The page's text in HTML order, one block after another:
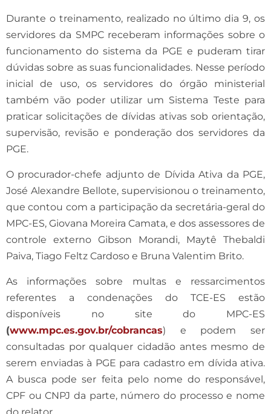
Durante o treinamento, realizado no último dia 9, os
servidores da SMPC receberam informações sobre o
funcionamento do sistema da PGE e puderam tirar
dúvidas sobre as suas funcionalidades. Nesse período
inicial de uso, os servidores do órgão ministerial
também vão poder utilizar um Sistema Teste para
praticar solicitações de dívidas ativas sob orientação,
supervisão, revisão e ponderação dos servidores da
PGE.
O procurador-chefe adjunto de Dívida Ativa da PGE,
José Alexandre Bellote, supervisionou o treinamento,
que contou com a participação da secretária-geral do
MPC-ES, Giovana Moreira Camata, e dos assessores de
controle externo Gibson Morandi, Maytê Thebaldi
Paiva, Tiago Feltz Cardoso e Bruna Valentim Brito.
As informações sobre multas e ressarcimentos
referentes a condenações do TCE-ES estão
disponíveis no site do MPC-ES
(www.mpc.es.gov.br/cobrancas) e podem ser
consultadas por qualquer cidadão antes mesmo de
serem enviadas à PGE para cadastro em dívida ativa.
A busca pode ser feita pelo nome do responsável,
CPF ou CNPJ da parte, número do processo e nome